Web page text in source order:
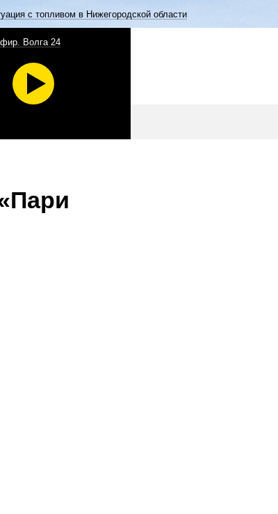
с топливом в Нижегородской области
Волга 24